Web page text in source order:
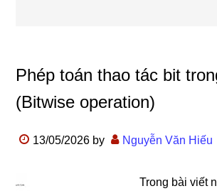
Phép toán thao tác bit
(Bitwise operation)
13/05/2026 by Nguyễn Văn Hiếu
Trong bài viết